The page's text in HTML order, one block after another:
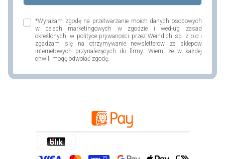
*Wyrażam zgodę na przetwarzanie moich danych osobowych
w celach marketingowych w zgodzie i według zasad
określonych w polityce prywaności przez Weindich sp. z o.o i
zgadzam się na otrzymywanie newsletterów ze sklepów
internetowych przynależących do firmy. Wiem, że w każdej
chwili mogę odwołać zgodę.